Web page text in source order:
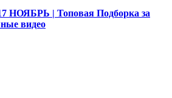
НОЯБРЬ | Топовая Подборка за
видео